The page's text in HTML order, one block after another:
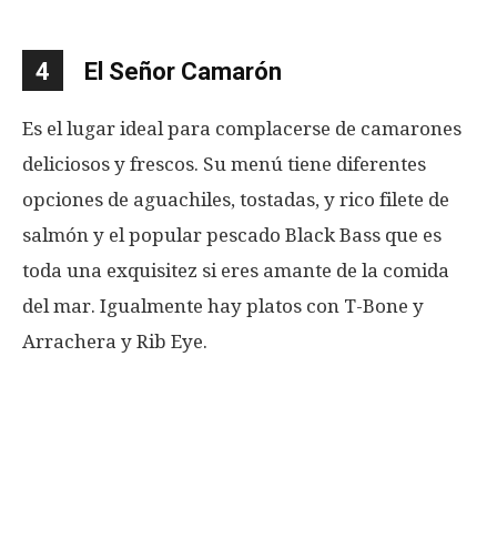
4 El Señor Camarón
Es el lugar ideal para complacerse de camarones
deliciosos y frescos. Su menú tiene diferentes
opciones de aguachiles, tostadas, y rico filete de
salmón y el popular pescado Black Bass que es
toda una exquisitez si eres amante de la comida
del mar. Igualmente hay platos con T-Bone y
Arrachera y Rib Eye.